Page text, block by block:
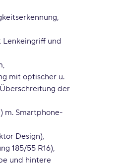
Lenkeingriff und
mit optischer u.
der
m. Smartphone-
Design)
185/55 R16)
und hintere